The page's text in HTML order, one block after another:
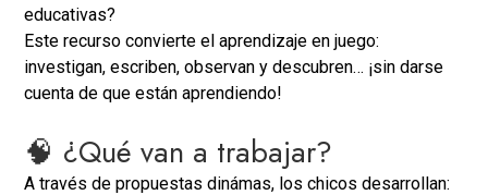
educativas?
Este recurso convierte el aprendizaje en juego:
investigan, escriben, observan y descubren… ¡sin darse
cuenta de que están aprendiendo!
🧠 ¿Qué van a trabajar?
A través de propuestas dinámas, los chicos desarrollan: